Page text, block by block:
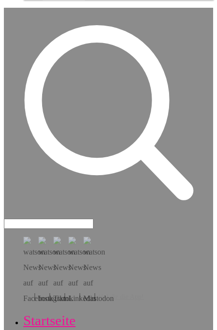
Hol dir die App!
Startseite